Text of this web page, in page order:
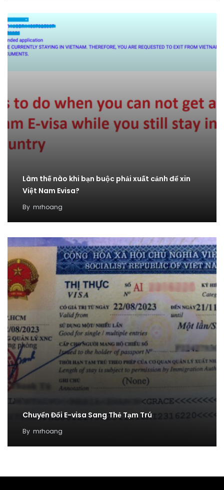
Làm thế nào khi bạn buộc phải xuất cảnh để xin
Việt Nam Evisa?
By mrhoang
Chuyển Đổi E-visa Sang Thẻ Tạm Trú
By mrhoang